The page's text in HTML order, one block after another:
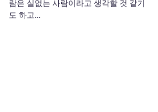
람은 실없는 사람이라고 생각할 것 같기
도 하고...